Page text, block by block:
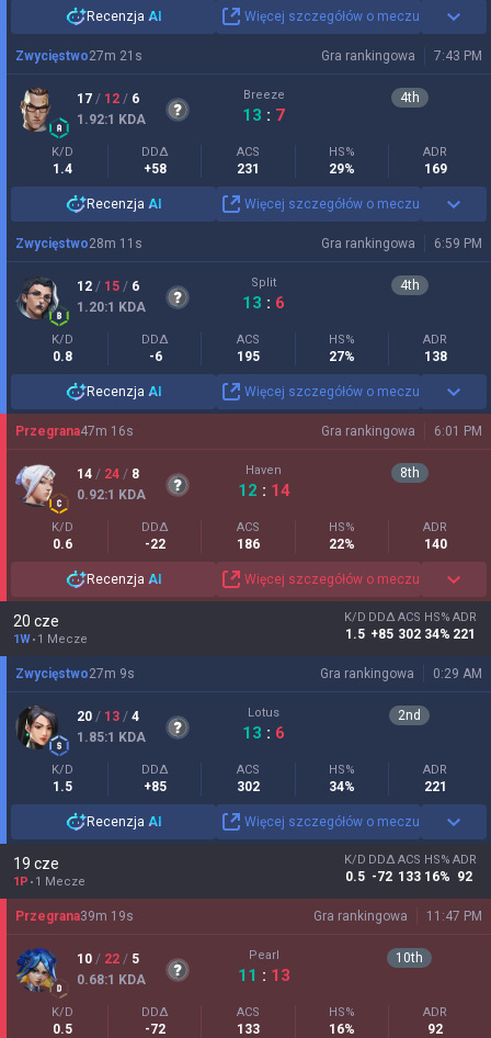
Recenzja AI Więcej szczegółów o meczu
Gra rankingowa 7:43 PM
Zwycięstwo27m 21 s
17 / 12 / 6
1.92:1 KDA
Breeze
13 : 7
4th
K/D
1.4
DDΔ
+58
ACS
231
HS%
29%
ADR
169
Recenzja AI Więcej szczegółów o meczu
Gra rankingowa 6:59 PM
Zwycięstwo28m 11 s
12 / 15 / 6
1.20:1 KDA
Split
13 : 6
4th
K/D
0.8
DDΔ
-6
ACS
195
HS%
27%
ADR
138
Recenzja AI Więcej szczegółów o meczu
Gra rankingowa 6:01 PM
Przegrana47m 16s
14 / 24 / 8
0.92:1 KDA
Haven
12 : 14
8th
K/D
0.6
DDΔ
-22
ACS
186
HS%
22%
ADR
140
Recenzja AI Więcej szczegółów o meczu
20 cze
1W 1 Mecze
K/D
1.5
DDΔ
+85
ACS
302
HS%
34%
ADR
221
Gra rankingowa 0:29 AM
Zwycięstwo27m 9s
20 / 13 / 4
1.85:1 KDA
Lotus
13 : 6
2nd
K/D
1.5
DDΔ
+85
ACS
302
HS%
34%
ADR
221
Recenzja AI Więcej szczegółów o meczu
19 cze
1P 1 Mecze
K/D
0.5
DDΔ
-72
ACS
133
HS%
16%
ADR
92
Gra rankingowa 11:47 PM
Przegrana39m 19s
10 / 22 / 5
0.68:1 KDA
Pearl
11 : 13
10th
K/D
0.5
DDΔ
-72
ACS
133
HS%
16%
ADR
92